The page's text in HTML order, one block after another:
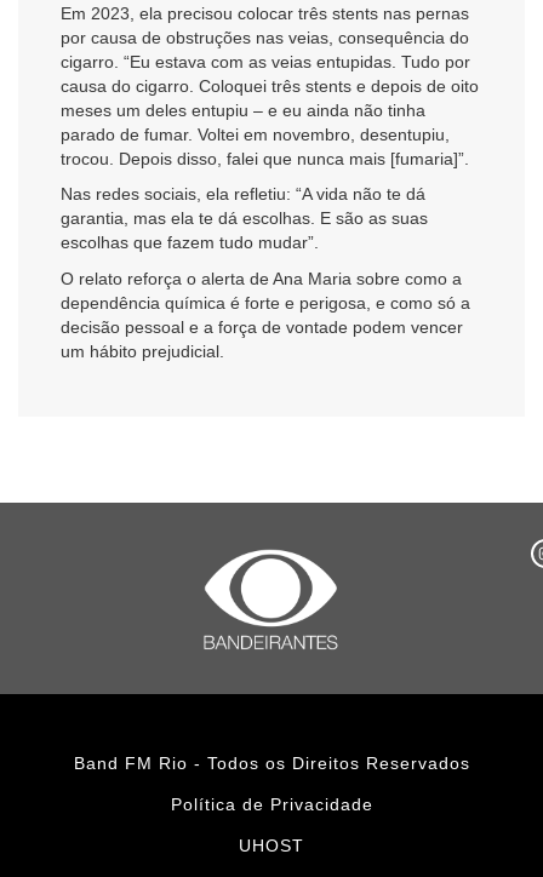
Em 2023, ela precisou colocar três stents nas pernas
por causa de obstruções nas veias, consequência do
cigarro. “Eu estava com as veias entupidas. Tudo por
causa do cigarro. Coloquei três stents e depois de oito
meses um deles entupiu – e eu ainda não tinha
parado de fumar. Voltei em novembro, desentupiu,
trocou. Depois disso, falei que nunca mais [fumaria]”.
Nas redes sociais, ela refletiu: “A vida não te dá
garantia, mas ela te dá escolhas. E são as suas
escolhas que fazem tudo mudar”.
O relato reforça o alerta de Ana Maria sobre como a
dependência química é forte e perigosa, e como só a
decisão pessoal e a força de vontade podem vencer
um hábito prejudicial.
Band FM Rio - Todos os Direitos Reservados
Política de Privacidade
UHOST